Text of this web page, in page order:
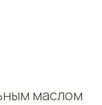
маслом